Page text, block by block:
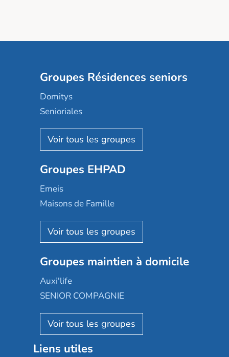
Groupes Résidences seniors
Domitys
Senioriales
Nohée
Les Résidentiels
Mobicap
Domusvi
Happy Senior
Aquarelia
Nexity edenea
Les jardins d'Arcadie
Reseda
Stella management
Les villages d'or
Groupes EHPAD
Emeis
Maisons de Famille
Korian
Emera
Groupe SOS
Le Noble Âge
Almage
Résidalya
Groupe aplus
Groupes maintien à domicile
Auxi'life
SENIOR COMPAGNIE
AGE D'OR Services
Liens utiles